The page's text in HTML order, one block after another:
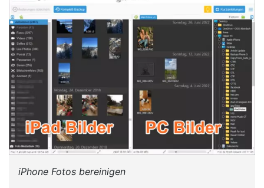
iPhone Fotos bereinigen